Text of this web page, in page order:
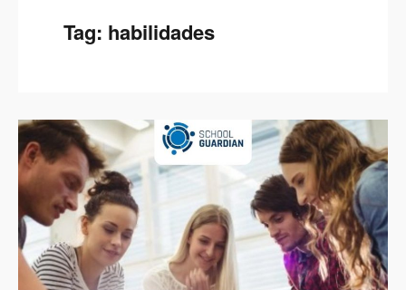
Tag: habilidades